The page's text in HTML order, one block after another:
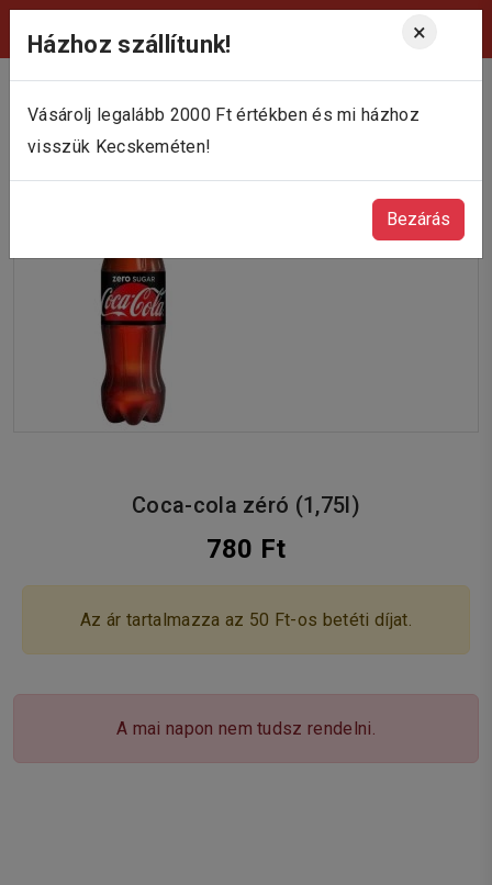
Házhoz szállítunk! ×
Vásárolj legalább 2000 Ft értékben és mi házhoz
visszük Kecskeméten!
Bezárás
Viktória Pékség Kecskemét
Coca-cola zéró (1,75l)
780 Ft
Az ár tartalmazza az 50 Ft-os betéti díjat.
A mai napon nem tudsz rendelni.